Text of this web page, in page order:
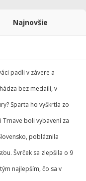
Najnovšie
padli v závere a
bez medailí, v
Sparta ho vyškrtla zo
Trnave boli vybavení za
pobláznila
Švrček sa zlepšila o 9
najlepším, čo sa v